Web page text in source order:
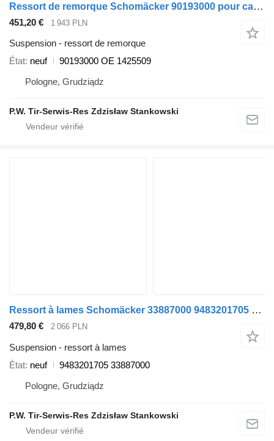
Ressort de remorque Schomäcker 90193000 pour camion Scania
451,20 € 1 943 PLN
Suspension - ressort de remorque
État neuf
90193000 OE 1425509
Pologne, Grudziądz
P.W. Tir-Serwis-Res Zdzisław Stankowski
Ressort à lames Schomäcker 33887000 9483201705 pour camion Mercedes-Benz
479,80 € 2 066 PLN
Suspension - ressort à lames
État neuf
9483201705 33887000
Pologne, Grudziądz
P.W. Tir-Serwis-Res Zdzisław Stankowski